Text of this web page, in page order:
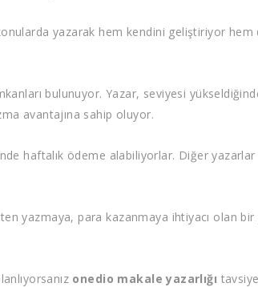
yazarak hem kendini geliştiriyor hem
bulunuyor. Yazar, seviyesi
avantajına sahip oluyor.
haftalık ödeme alabiliyorlar. Diğer yazarlar
yazmaya, para kazanmaya ihtiyacı olan bir
onedio makale yazarlığı